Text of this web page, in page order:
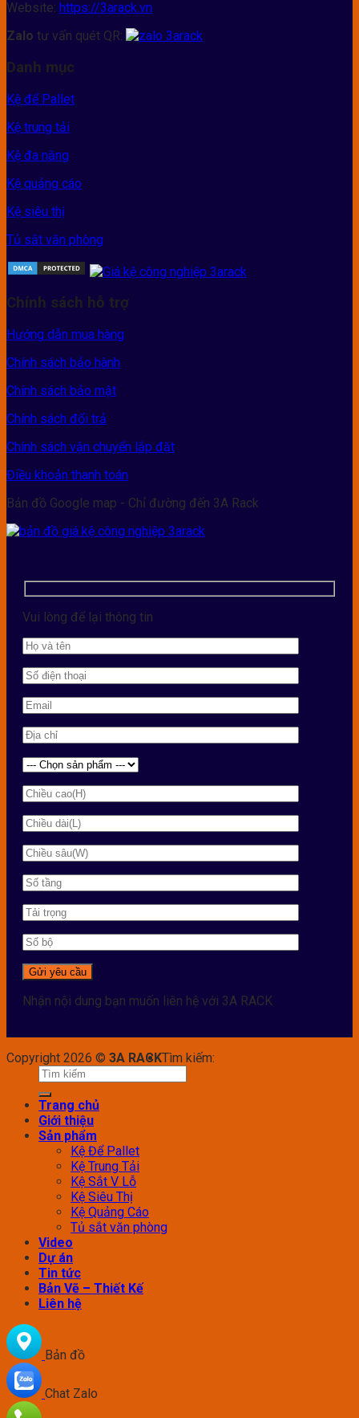
Website: https://3arack.vn
Zalo tư vấn quét QR:
Danh mục
Kệ để Pallet
Kệ trung tải
Kệ đa năng
Kệ quảng cáo
Kệ siêu thị
Tủ sắt văn phòng
Chính sách hỗ trợ
Hướng dẫn mua hàng
Chính sách bảo hành
Chính sách bảo mật
Chính sách đổi trả
Chính sách vận chuyển lắp đặt
Điều khoản thanh toán
Bản đồ Google map - Chỉ đường đến 3A Rack
Vui lòng để lại thông tin
Nhận nội dung bạn muốn liên hệ với 3A RACK
Copyright 2026 © 3A RACKTìm kiếm:
Trang chủ
Giới thiệu
Sản phẩm
Kệ Để Pallet
Kệ Trung Tải
Kệ Sắt V Lỗ
Kệ Siêu Thị
Kệ Quảng Cáo
Tủ sắt văn phòng
Video
Dự án
Tin tức
Bản Vẽ – Thiết Kế
Liên hệ
Bản đồ
Chat Zalo